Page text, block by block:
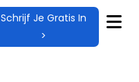
Schrijf Je Gratis In
>